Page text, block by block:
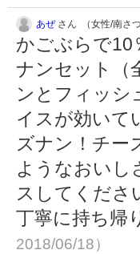
あぜさん （女性/南さつ
かごぶらで10
ナンセット（
ンとフィッシ
イスが効いて
ズナン！チー
ようなおいし
スしてくださ
丁寧に持ち帰
2018/06/18）